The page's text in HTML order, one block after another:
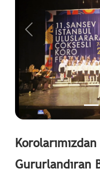
Önceki
Korolarımızdan
Gururlandıran